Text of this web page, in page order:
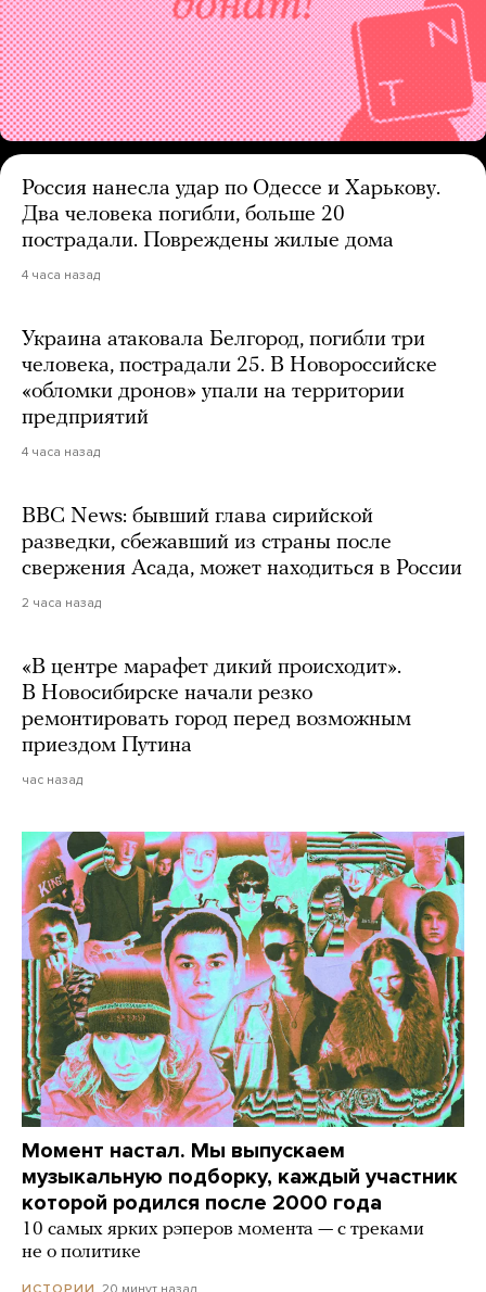
Россия нанесла удар по Одессе и Харькову.
Два человека погибли, больше 20
пострадали. Повреждены жилые дома
4 часа назад
Украина атаковала Белгород, погибли три
человека, пострадали 25. В Новороссийске
«обломки дронов» упали на территории
предприятий
4 часа назад
BBC News: бывший глава сирийской
разведки, сбежавший из страны после
свержения Асада, может находиться в России
2 часа назад
«В центре марафет дикий происходит».
В Новосибирске начали резко
ремонтировать город перед возможным
приездом Путина
час назад
Момент настал. Мы выпускаем
музыкальную подборку, каждый участник
которой родился после 2000 года
10 самых ярких рэперов момента — с треками
не о политике
20 минут назад